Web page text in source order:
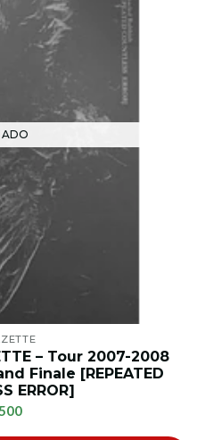
– Tour 2007-2008
Finale [REPEATED
ERROR]